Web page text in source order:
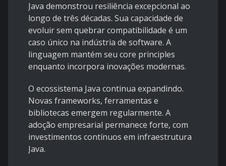
Java demonstrou resiliência excepcional ao
longo de três décadas. Sua capacidade de
evoluir sem quebrar compatibilidade é um
caso único na indústria de software. A
linguagem mantém seu core principles
enquanto incorpora inovações modernas.
O ecossistema Java continua expandindo.
Novas frameworks, ferramentas e
bibliotecas emergem regularmente. A
adoção empresarial permanece forte, com
investimentos contínuos em infraestrutura
Java.